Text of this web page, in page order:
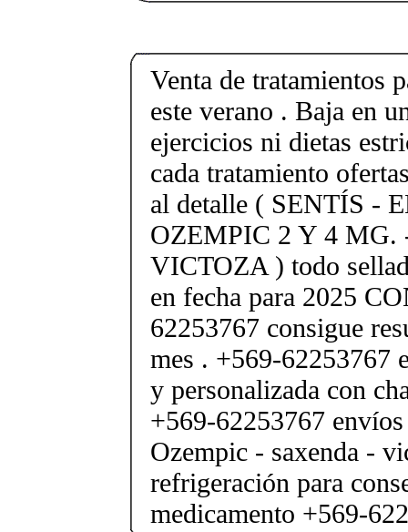
Venta de tratamientos
este verano . Baja en
ejercicios ni dietas
cada tratamiento
al detalle ( SENTÍS -
OZEMPIC 2 Y 4
VICTOZA ) todo
en fecha para 2025
62253767 consigue
mes . +569-62253767
y personalizada con
+569-62253767
Ozempic - saxenda -
refrigeración para
medicamento +569-